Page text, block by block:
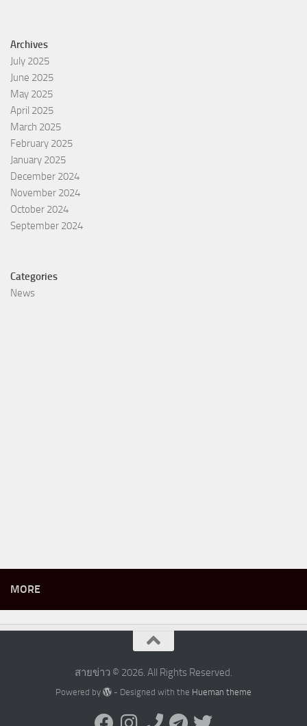
Archives
July 2025
June 2025
May 2025
April 2025
March 2025
February 2025
January 2025
December 2024
November 2024
October 2024
September 2024
Categories
News
MORE
สายข่าว © 2026. All Rights Reserved.
Powered by - Designed with the Hueman theme